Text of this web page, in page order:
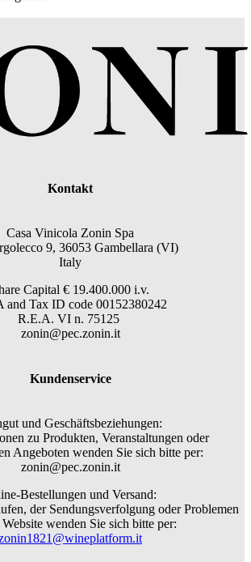
Kontakt
Casa Vinicola Zonin Spa
9, 36053 Gambellara (VI)
Italy
Capital € 19.400.000 i.v.
and Tax ID code 00152380242
R.E.A. VI n. 75125
zonin@pec.zonin.it
Kundenservice
und Geschäftsbeziehungen:
zu Produkten, Veranstaltungen oder
Angeboten wenden Sie sich bitte per:
zonin@pec.zonin.it
Bestellungen und Versand:
der Sendungsverfolgung oder Problemen
wenden Sie sich bitte per: